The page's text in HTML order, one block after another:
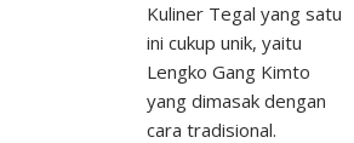
Kuliner Tegal yang satu
ini cukup unik, yaitu
Lengko Gang Kimto
yang dimasak dengan
cara tradisional.